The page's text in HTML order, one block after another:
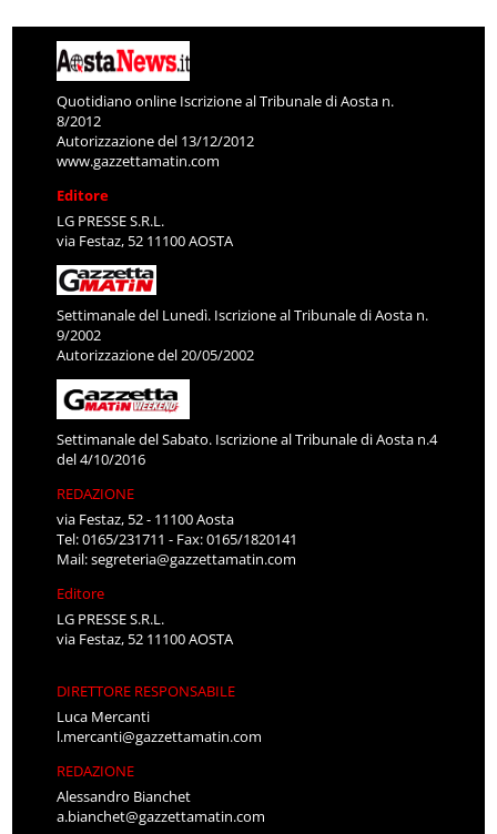
Quotidiano online Iscrizione al Tribunale di Aosta n.
8/2012
Autorizzazione del 13/12/2012
www.gazzettamatin.com
Editore
LG PRESSE S.R.L.
via Festaz, 52 11100 AOSTA
Settimanale del Lunedì. Iscrizione al Tribunale di Aosta n.
9/2002
Autorizzazione del 20/05/2002
Settimanale del Sabato. Iscrizione al Tribunale di Aosta n.4
del 4/10/2016
REDAZIONE
via Festaz, 52 - 11100 Aosta
Tel: 0165/231711 - Fax: 0165/1820141
Mail:segreteria@gazzettamatin.com
Editore
LG PRESSE S.R.L.
via Festaz, 52 11100 AOSTA
DIRETTORE RESPONSABILE
Luca Mercanti
l.mercanti@gazzettamatin.com
REDAZIONE
Alessandro Bianchet
a.bianchet@gazzettamatin.com